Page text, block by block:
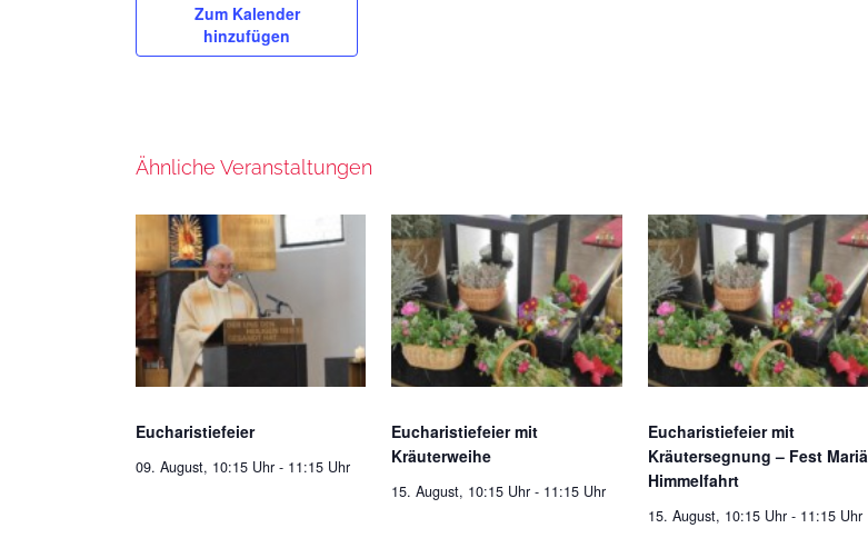
Zum Kalender
hinzufügen
Ähnliche Veranstaltungen
Eucharistiefeier
09. August, 10:15 Uhr - 11:15 Uhr
Eucharistiefeier mit
Kräuterweihe
15. August, 10:15 Uhr - 11:15 Uhr
Eucharistiefeier mit
Kräutersegnung – Fest Mariä
Himmelfahrt
15. August, 10:15 Uhr - 11:15 Uhr